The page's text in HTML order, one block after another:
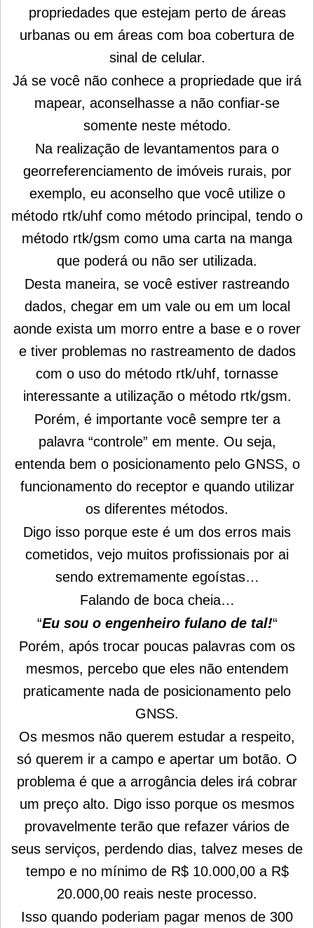
propriedades que estejam perto de áreas
urbanas ou em áreas com boa cobertura de
sinal de celular.
Já se você não conhece a propriedade que irá
mapear, aconselhasse a não confiar-se
somente neste método.
Na realização de levantamentos para o
georreferenciamento de imóveis rurais, por
exemplo, eu aconselho que você utilize o
método rtk/uhf como método principal, tendo o
método rtk/gsm como uma carta na manga
que poderá ou não ser utilizada.
Desta maneira, se você estiver rastreando
dados, chegar em um vale ou em um local
aonde exista um morro entre a base e o rover
e tiver problemas no rastreamento de dados
com o uso do método rtk/uhf, tornasse
interessante a utilização o método rtk/gsm.
Porém, é importante você sempre ter a
palavra “controle” em mente. Ou seja,
entenda bem o posicionamento pelo GNSS, o
funcionamento do receptor e quando utilizar
os diferentes métodos.
Digo isso porque este é um dos erros mais
cometidos, vejo muitos profissionais por ai
sendo extremamente egoístas…
Falando de boca cheia…
“Eu sou o engenheiro fulano de tal!“
Porém, após trocar poucas palavras com os
mesmos, percebo que eles não entendem
praticamente nada de posicionamento pelo
GNSS.
Os mesmos não querem estudar a respeito,
só querem ir a campo e apertar um botão. O
problema é que a arrogância deles irá cobrar
um preço alto. Digo isso porque os mesmos
provavelmente terão que refazer vários de
seus serviços, perdendo dias, talvez meses de
tempo e no mínimo de R$ 10.000,00 a R$
20.000,00 reais neste processo.
Isso quando poderiam pagar menos de 300